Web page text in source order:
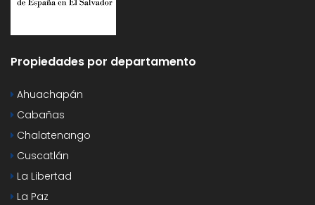
Propiedades por departamento
Ahuachapán
Cabañas
Chalatenango
Cuscatlán
La Libertad
La Paz